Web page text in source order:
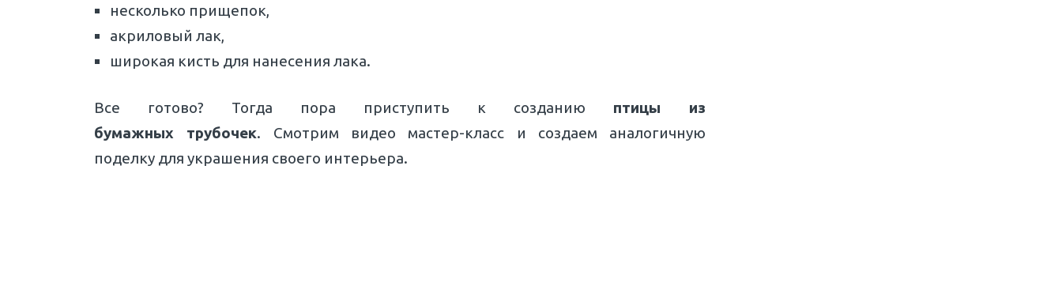
несколько прищепок,
акриловый лак,
широкая кисть для нанесения лака.
Все готово? Тогда пора приступить к созданию птицы из
бумажных трубочек. Смотрим видео мастер-класс и создаем аналогичную
поделку для украшения своего интерьера.